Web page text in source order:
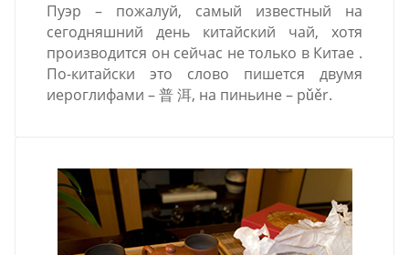
Пуэр – пожалуй, самый известный на
сегодняшний день китайский чай, хотя
производится он сейчас не только в Китае .
По-китайски это слово пишется двумя
иероглифами – 普 洱, на пиньине – pǔěr.